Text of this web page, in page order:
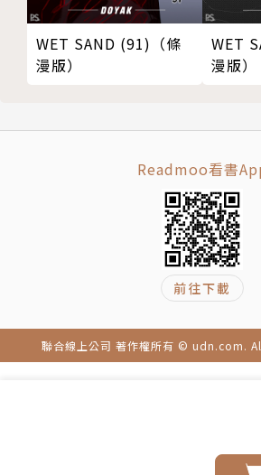
WET SAND (91)（條
漫版）
WET
漫版）
Readmoo看書
前往下載
聯合線上公司 著作權所有 © udn.com.